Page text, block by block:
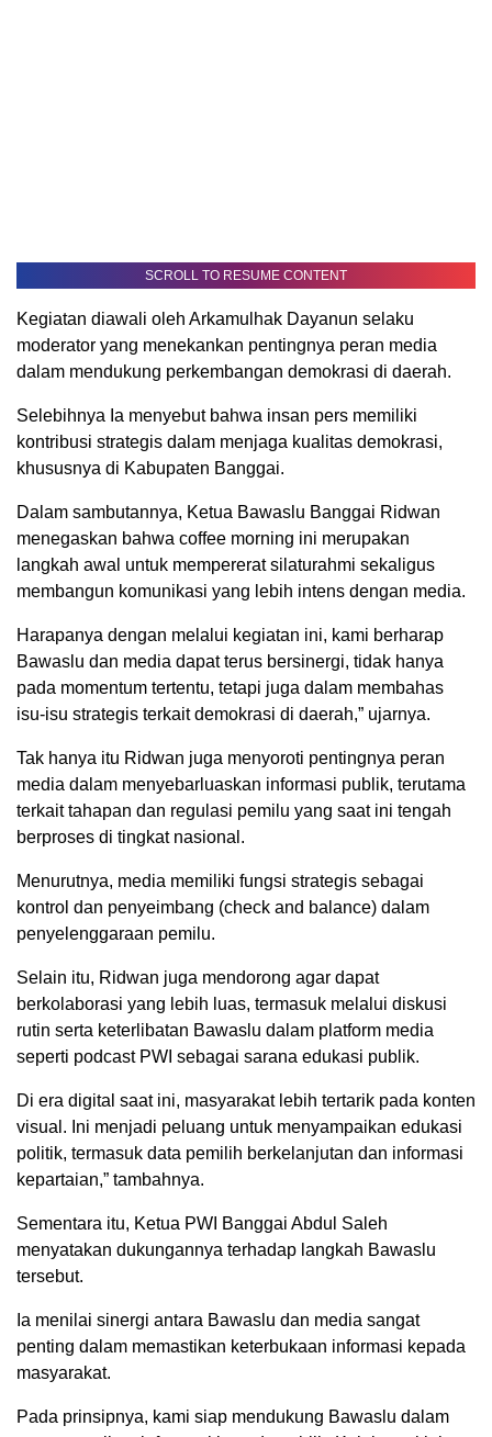
SCROLL TO RESUME CONTENT
Kegiatan diawali oleh Arkamulhak Dayanun selaku
moderator yang menekankan pentingnya peran media
dalam mendukung perkembangan demokrasi di daerah.
Selebihnya Ia menyebut bahwa insan pers memiliki
kontribusi strategis dalam menjaga kualitas demokrasi,
khususnya di Kabupaten Banggai.
Dalam sambutannya, Ketua Bawaslu Banggai Ridwan
menegaskan bahwa coffee morning ini merupakan
langkah awal untuk mempererat silaturahmi sekaligus
membangun komunikasi yang lebih intens dengan media.
Harapanya dengan melalui kegiatan ini, kami berharap
Bawaslu dan media dapat terus bersinergi, tidak hanya
pada momentum tertentu, tetapi juga dalam membahas
isu-isu strategis terkait demokrasi di daerah,” ujarnya.
Tak hanya itu Ridwan juga menyoroti pentingnya peran
media dalam menyebarluaskan informasi publik, terutama
terkait tahapan dan regulasi pemilu yang saat ini tengah
berproses di tingkat nasional.
Menurutnya, media memiliki fungsi strategis sebagai
kontrol dan penyeimbang (check and balance) dalam
penyelenggaraan pemilu.
Selain itu, Ridwan juga mendorong agar dapat
berkolaborasi yang lebih luas, termasuk melalui diskusi
rutin serta keterlibatan Bawaslu dalam platform media
seperti podcast PWI sebagai sarana edukasi publik.
Di era digital saat ini, masyarakat lebih tertarik pada konten
visual. Ini menjadi peluang untuk menyampaikan edukasi
politik, termasuk data pemilih berkelanjutan dan informasi
kepartaian,” tambahnya.
Sementara itu, Ketua PWI Banggai Abdul Saleh
menyatakan dukungannya terhadap langkah Bawaslu
tersebut.
Ia menilai sinergi antara Bawaslu dan media sangat
penting dalam memastikan keterbukaan informasi kepada
masyarakat.
Pada prinsipnya, kami siap mendukung Bawaslu dalam